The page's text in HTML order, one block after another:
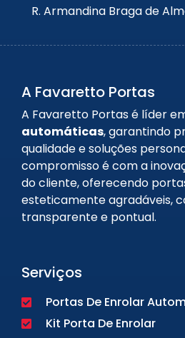
R. Armandina Braga de
A Favaretto Portas
A Favaretto Portas é líder
automáticas, garantindo
qualidade e soluções
compromisso é com a
do cliente, oferecendo
esteticamente agradáveis,
transparente e pontual.
Serviços
Portas De Enrolar
Kit Porta De Enrolar